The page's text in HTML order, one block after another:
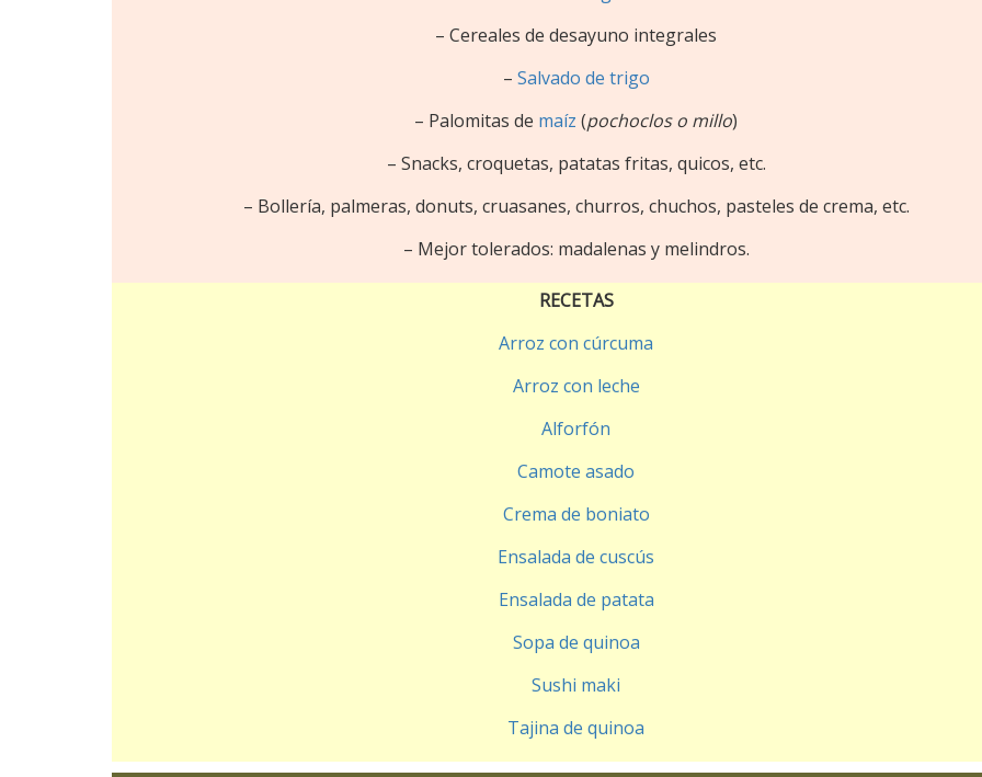
– Cereales de desayuno integrales
– Salvado de trigo
– Palomitas de maíz (pochoclos o millo)
– Snacks, croquetas, patatas fritas, quicos, etc.
– Bollería, palmeras, donuts, cruasanes, churros, chuchos, pasteles de crema, etc.
– Mejor tolerados: madalenas y melindros.
RECETAS
Arroz con cúrcuma
Arroz con leche
Alforfón
Camote asado
Crema de boniato
Ensalada de cuscús
Ensalada de patata
Sopa de quinoa
Sushi maki
Tajina de quinoa